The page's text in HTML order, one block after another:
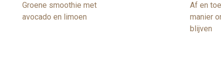
Groene smoothie met
avocado en limoen
Af en
manier
blijven